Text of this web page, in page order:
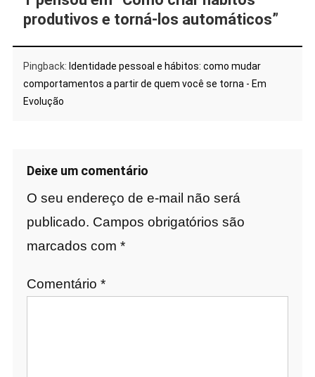
produtivos e torná-los automáticos”
Pingback: Identidade pessoal e hábitos: como mudar
comportamentos a partir de quem você se torna - Em
Evolução
Deixe um comentário
O seu endereço de e-mail não será
publicado. Campos obrigatórios são
marcados com *
Comentário *